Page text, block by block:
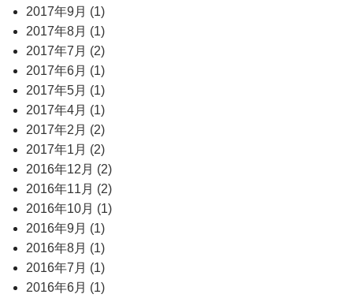
2017年9月 (1)
2017年8月 (1)
2017年7月 (2)
2017年6月 (1)
2017年5月 (1)
2017年4月 (1)
2017年2月 (2)
2017年1月 (2)
2016年12月 (2)
2016年11月 (2)
2016年10月 (1)
2016年9月 (1)
2016年8月 (1)
2016年7月 (1)
2016年6月 (1)